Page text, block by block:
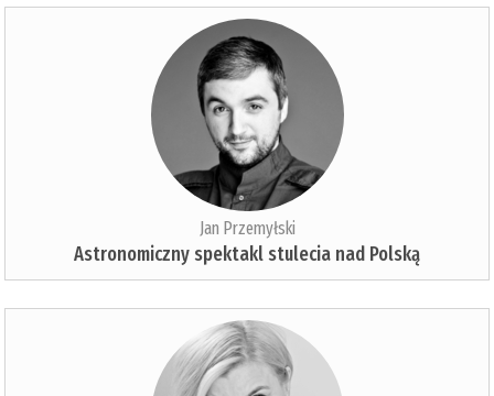
Jan Przemyłski
Astronomiczny spektakl stulecia nad Polską